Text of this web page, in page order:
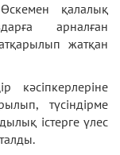
қалалық
арналған
жатқан
түсіндірме
істерге үлес